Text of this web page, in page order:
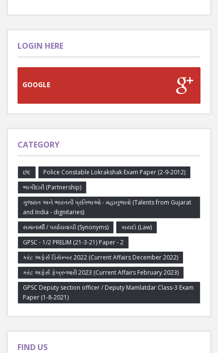
LOGIN HERE
GOOGLE
CATEGORY
છંદ
Police Constable Lokrakshak Exam Paper (2-9-2012)
ભાગીદારી (Partnership)
ગુજરાત અને ભારતની પ્રતિભાઓ - મહાનુભાવો (Talents from Gujarat
and India - dignitaries)
સમાનાર્થી / પર્યાયવાચી (Synonyms)
કાયદો (Law)
GPSC - 1/2 PRELIM (21-3-21) Paper - 2
કરંટ અફેર્સ ડિસેમ્બર 2022 (Current Affairs December 2022)
કરંટ અફેર્સ ફેબ્રુઆરી 2023 (Current Affairs February 2023)
GPSC Deputy section officer / Deputy Mamlatdar Class-3 Exam
Paper (1-8-2021)
FIND US